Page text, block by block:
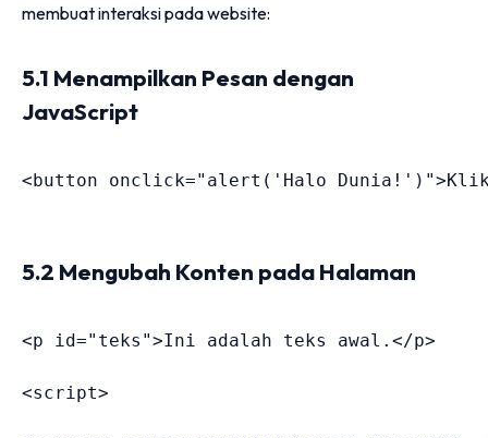
membuat interaksi pada website:
5.1 Menampilkan Pesan dengan
JavaScript
<button onclick=" alert( ' Halo Dunia! ' ) ">
5.2 Mengubah Konten pada Halaman
<p id=" teks ">Ini adalah teks awal. </p>
<script>